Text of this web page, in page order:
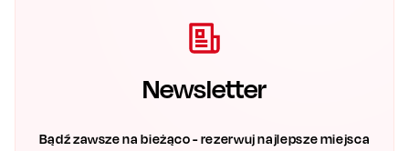
Newsletter
Bądź zawsze na bieżąco - rezerwuj najlepsze miejsca